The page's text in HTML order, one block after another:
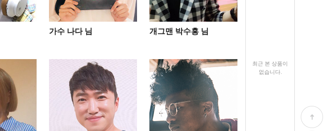
가수 나다 님 개그맨 박수홍 님
최근 본 상품이
없습니다.